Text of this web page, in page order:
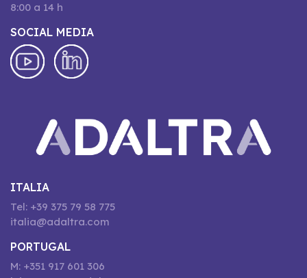
8:00 a 14 h
SOCIAL MEDIA
ITALIA
Tel: +39 375 79 58 775
italia@adaltra.com
PORTUGAL
M: +351 917 601 306